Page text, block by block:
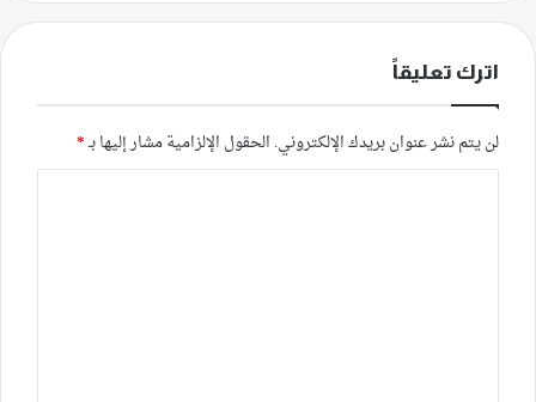
اترك تعليقاً
لن يتم نشر عنوان بريدك الإلكتروني. الحقول الإلزامية مشار إليها بـ*